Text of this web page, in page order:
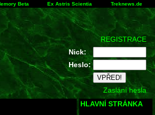
Beta Ex Astris Scientia Treknews.de
REGISTRACE
Nick:
Heslo:
Zaslání hesla
HLAVNÍ STRÁNKA